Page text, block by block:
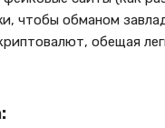
чтобы обманом
обещая